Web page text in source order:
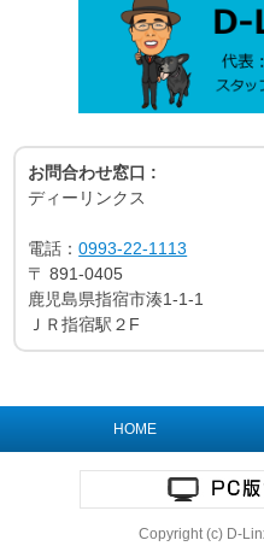
お問合わせ窓口 :
ディーリンクス
電話：0993-22-1113
〒891-0405
鹿児島県指宿市湊1-1-1
ＪＲ指宿駅２F
HOME
Copyright (c) D-